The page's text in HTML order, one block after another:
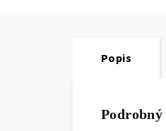
Popis
Podrobný